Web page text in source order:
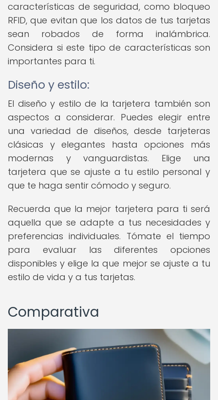
características de seguridad, como bloqueo
RFID, que evitan que los datos de tus tarjetas
sean robados de forma inalámbrica.
Considera si este tipo de características son
importantes para ti.
Diseño y estilo:
El diseño y estilo de la tarjetera también son
aspectos a considerar. Puedes elegir entre
una variedad de diseños, desde tarjeteras
clásicas y elegantes hasta opciones más
modernas y vanguardistas. Elige una
tarjetera que se ajuste a tu estilo personal y
que te haga sentir cómodo y seguro.
Recuerda que la mejor tarjetera para ti será
aquella que se adapte a tus necesidades y
preferencias individuales. Tómate el tiempo
para evaluar las diferentes opciones
disponibles y elige la que mejor se ajuste a tu
estilo de vida y a tus tarjetas.
Comparativa